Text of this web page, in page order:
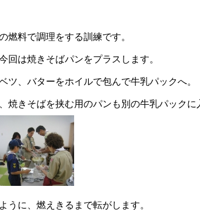
燃料で調理をする訓練です。
回は焼きそばパンをプラスします。
ツ、バターをホイルで包んで牛乳パックへ。
焼きそばを挟む用のパンも別の牛乳パックに
うに、燃えきるまで転がします。